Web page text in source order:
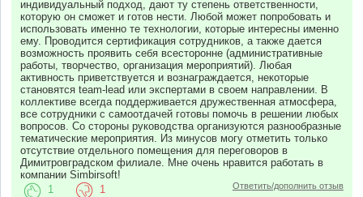
индивидуальный подход, дают ту степень ответственности,
которую он сможет и готов нести. Любой может попробовать и
использовать именно те технологии, которые интересны именно
ему. Проводится сертификация сотрудников, а также дается
возможность проявить себя всесторонне (административные
работы, творчество, организация мероприятий). Любая
активность приветствуется и вознаграждается, некоторые
становятся team-lead или экспертами в своем направлении. В
коллективе всегда поддерживается дружественная атмосфера,
все сотрудники с самоотдачей готовы помочь в решении любых
вопросов. Со стороны руководства организуются разнообразные
тематические мероприятия. Из минусов могу отметить только
отсутствие отдельного помещения для переговоров в
Димитровградском филиале. Мне очень нравится работать в
компании Simbirsoft!
Ответить/дополнить отзыв
1 1